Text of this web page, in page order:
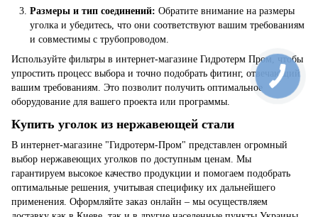
Размеры и тип соединений: Обратите внимание на размеры
уголка и убедитесь, что они соответствуют вашим требованиям
и совместимы с трубопроводом.
Используйте фильтры в интернет-магазине Гидротерм Пром, чтобы
упростить процесс выбора и точно подобрать фитинг, отвечающий
вашим требованиям. Это позволит получить оптимальное
оборудование для вашего проекта или программы.
Купить уголок из нержавеющей стали
В интернет-магазине "Гидротерм-Пром" представлен огромный
выбор нержавеющих уголков по доступным ценам. Мы
гарантируем высокое качество продукции и помогаем подобрать
оптимальные решения, учитывая специфику их дальнейшего
применения. Оформляйте заказ онлайн – мы осуществляем